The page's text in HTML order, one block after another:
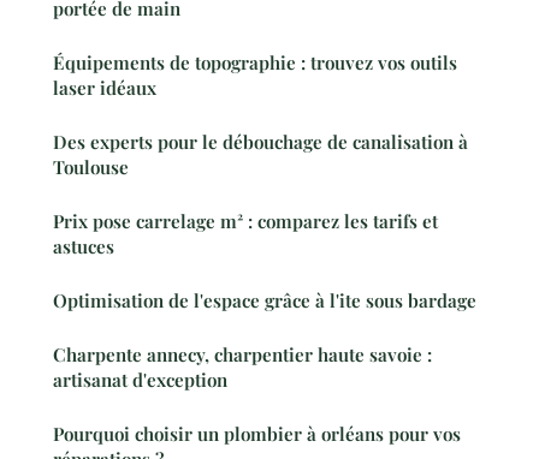
portée de main
Équipements de topographie : trouvez vos outils
laser idéaux
Des experts pour le débouchage de canalisation à
Toulouse
Prix pose carrelage m² : comparez les tarifs et
astuces
Optimisation de l'espace grâce à l'ite sous bardage
Charpente annecy, charpentier haute savoie :
artisanat d'exception
Pourquoi choisir un plombier à orléans pour vos